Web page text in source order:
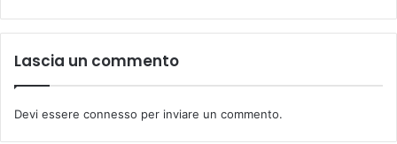
Lascia un commento
Devi essere connesso per inviare un commento.